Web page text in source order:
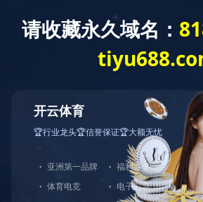
信息公开-4LZ-0.7(G4).pdf
信息公开-4LZ-1.0A(G4).pdf
信息公开-4LZ-1.5(G4).pdf
瑜欣平瑞第二次公示.pdf